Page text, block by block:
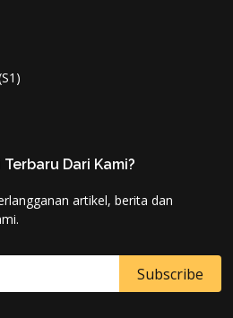
Dari Kami?
artikel, berita dan